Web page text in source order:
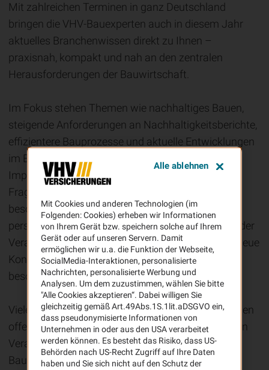
Mit zahlreichen Terminen in ganz Deutschland
bringen die VHV-Bauexperten auch in diesem Jahr
aktuelles Branchenwissen direkt zu Ihnen –
praxisnah, kompakt und nah an den zentralen
Herausforderungen der Bauwirtschaft.
Im Fokus stehen Themen wie nachhaltiges Bauen,
steigende Anforderungen an Nachhaltigkeitsberichte,
effizientere Bauprozesse und aktuelle Entwicklungen
im Baurecht. Die Fachvorträge liefern konkrete
Impulse für Ihre tägliche Praxis und griffen die
Fragestellungen auf, die die Branche derzeit
besonders bewegen. Gleichzeitig bleibt der
persönliche Austausch ein prägender Bestandteil der
Veranstaltungsreihe: Gespräche auf Augenhöhe, neue
Kontakte und der direkte Dialog machen den
besonderen Mehrwert der Bautage aus.
Vielen Dank für Ihre Teilnahme, Ihr Interesse und den
offenen Austausch bei den bereits stattgefundenen
Veranstaltungen. Wir freuen uns auf die letzten
Bautage in Württemberg und Bühl:
Mit Cookies und anderen Technologien (im
Folgenden: Cookies) erheben wir Informationen
von Ihrem Gerät bzw. speichern solche auf Ihrem
Gerät oder auf unseren Servern. Damit
ermöglichen wir u.a. die Funktion der Webseite,
SocialMedia-Interaktionen, personalisierte
Nachrichten, personalisierte Werbung und
Analysen. Um dem zuzustimmen, wählen Sie bitte
"Alle Cookies akzeptieren“. Dabei willigen Sie
gleichzeitig gemäß Art.49Abs.1S.1lit.aDSGVO ein,
dass pseudonymisierte Informationen von
Unternehmen in oder aus den USA verarbeitet
werden können. Es besteht das Risiko, dass US-
Behörden nach US-Recht Zugriff auf Ihre Daten
haben und Sie sich nicht auf den Schutz der
Alle ablehnen